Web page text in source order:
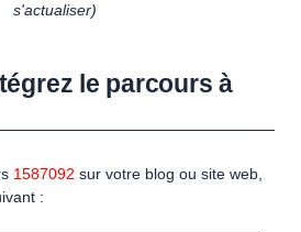
s'actualiser)
le parcours à
1587092 sur votre blog ou site web,
: